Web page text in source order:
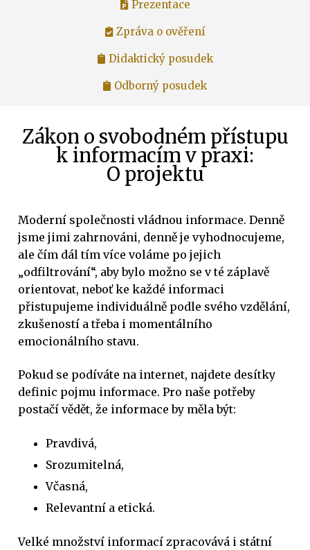
Prezentace
Zpráva o ověření
Didaktický posudek
Odborný posudek
Zákon o svobodném přístupu
k informacím v praxi:
O projektu
Moderní společnosti vládnou informace. Denně
jsme jimi zahrnováni, denně je vyhodnocujeme,
ale čím dál tím více voláme po jejich
„odfiltrování“, aby bylo možno se v té záplavě
orientovat, neboť ke každé informaci
přistupujeme individuálně podle svého vzdělání,
zkušeností a třeba i momentálního
emocionálního stavu.
Pokud se podíváte na internet, najdete desítky
definic pojmu informace. Pro naše potřeby
postačí vědět, že informace by měla být:
Pravdivá,
Srozumitelná,
Včasná,
Relevantní a etická.
Velké množství informací zpracovává i státní